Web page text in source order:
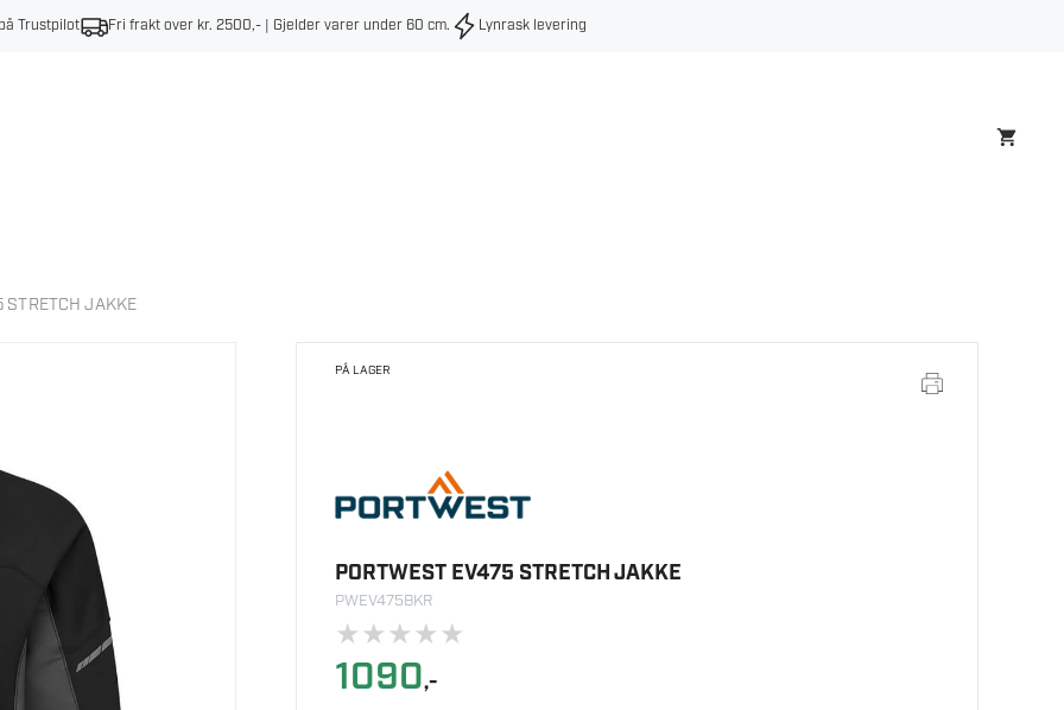
Trustpilot Fri frakt over kr. 2500,- | Gjelder varer under 60 cm. Lynrask levering
STRETCH JAKKE
PÅ LAGER
PORTWEST EV475 STRETCH JAKKE
PWEV475BKR
★★★★★
1090,-